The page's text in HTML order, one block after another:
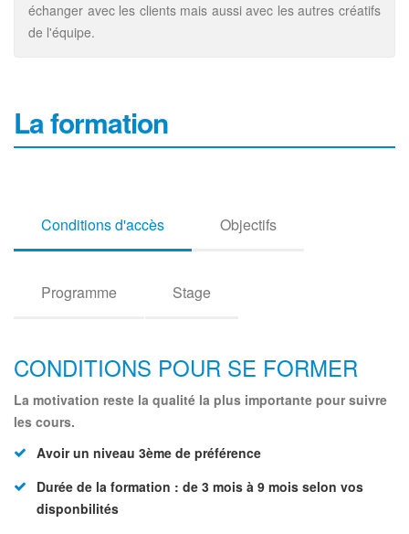
échanger avec les clients mais aussi avec les autres créatifs
de l'équipe.
La formation
Conditions d'accès Objectifs
Programme Stage
CONDITIONS POUR SE FORMER
La motivation reste la qualité la plus importante pour suivre
les cours.
Avoir un niveau 3ème de préférence
Durée de la formation : de 3 mois à 9 mois selon vos
disponbilités